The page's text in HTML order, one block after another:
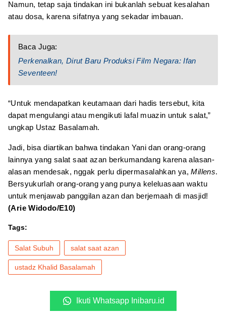
Namun, tetap saja tindakan ini bukanlah sebuat kesalahan
atau dosa, karena sifatnya yang sekadar imbauan.
Baca Juga:
Perkenalkan, Dirut Baru Produksi Film Negara: Ifan
Seventeen!
“Untuk mendapatkan keutamaan dari hadis tersebut, kita
dapat mengulangi atau mengikuti lafal muazin untuk salat,”
ungkap Ustaz Basalamah.
Jadi, bisa diartikan bahwa tindakan Yani dan orang-orang
lainnya yang salat saat azan berkumandang karena alasan-
alasan mendesak, nggak perlu dipermasalahkan ya,Millens.
Bersyukurlah orang-orang yang punya keleluasaan waktu
untuk menjawab panggilan azan dan berjemaah di masjid!
(Arie Widodo/E10)
Tags:
Salat Subuh salat saat azan
ustadz Khalid Basalamah
Ikuti Whatsapp Inibaru.id